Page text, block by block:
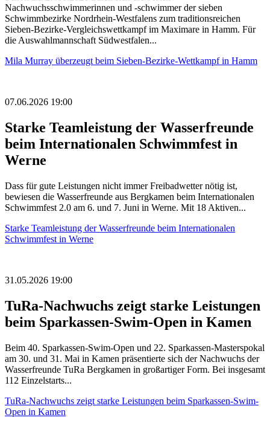
Nachwuchsschwimmerinnen und -schwimmer der sieben
Schwimmbezirke Nordrhein-Westfalens zum traditionsreichen
Sieben-Bezirke-Vergleichswettkampf im Maximare in Hamm. Für
die Auswahlmannschaft Südwestfalen...
Mila Murray überzeugt beim Sieben-Bezirke-Wettkampf in Hamm
07.06.2026 19:00
Starke Teamleistung der Wasserfreunde
beim Internationalen Schwimmfest in
Werne
Dass für gute Leistungen nicht immer Freibadwetter nötig ist,
bewiesen die Wasserfreunde aus Bergkamen beim Internationalen
Schwimmfest 2.0 am 6. und 7. Juni in Werne. Mit 18 Aktiven...
Starke Teamleistung der Wasserfreunde beim Internationalen
Schwimmfest in Werne
31.05.2026 19:00
TuRa-Nachwuchs zeigt starke Leistungen
beim Sparkassen-Swim-Open in Kamen
Beim 40. Sparkassen-Swim-Open und 22. Sparkassen-Masterspokal
am 30. und 31. Mai in Kamen präsentierte sich der Nachwuchs der
Wasserfreunde TuRa Bergkamen in großartiger Form. Bei insgesamt
112 Einzelstarts...
TuRa-Nachwuchs zeigt starke Leistungen beim Sparkassen-Swim-
Open in Kamen